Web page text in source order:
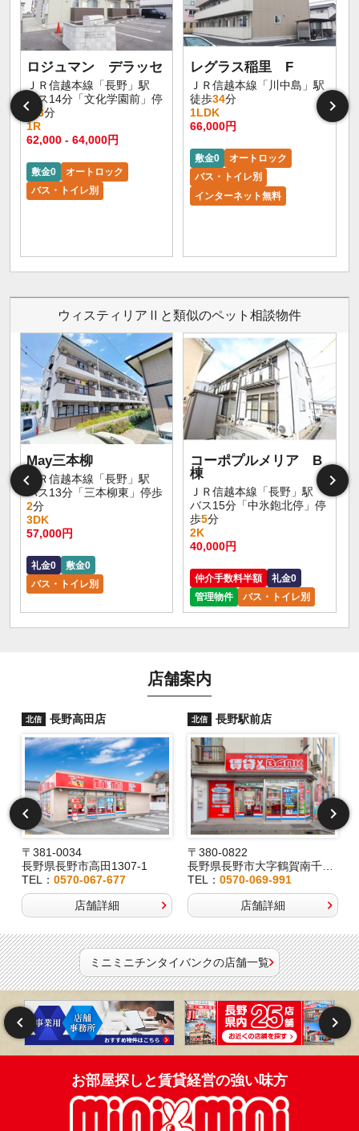
ロジュマン デラッセ
ＪＲ信越本線「長野」駅
バス14分「文化学園前」停
歩
3分
1R
62,000 - 64,000円
敷金0
オートロック
バス・トイレ別
レグラス稲里 F
ＪＲ信越本線「川中島」駅
徒歩34分
1LDK
66,000円
敷金0
オートロック
バス・トイレ別
インターネット無料
ウィスティリアⅡと類似のペット相談物件
May三本柳
ＪＲ信越本線「長野」駅
バス13分「三本柳東」停歩
2分
3DK
57,000円
礼金0
敷金0
バス・トイレ別
コーポプルメリア B
棟
ＪＲ信越本線「長野」駅
バス15分「中氷鉋北停」停
歩5分
2K
40,000円
仲介手数料半額
礼金0
管理物件
バス・トイレ別
店舗案内
北信 長野高田店
〒381-0034
長野県長野市高田1307-1
TEL： 0570-067-677
店舗詳細
北信 長野駅前店
〒380-0822
長野県長野市大字鶴賀南千歳町826
TEL： 0570-069-991
店舗詳細
ミニミニチンタイバンクの店舗一覧
お部屋探しと賃貸経営の強い味方